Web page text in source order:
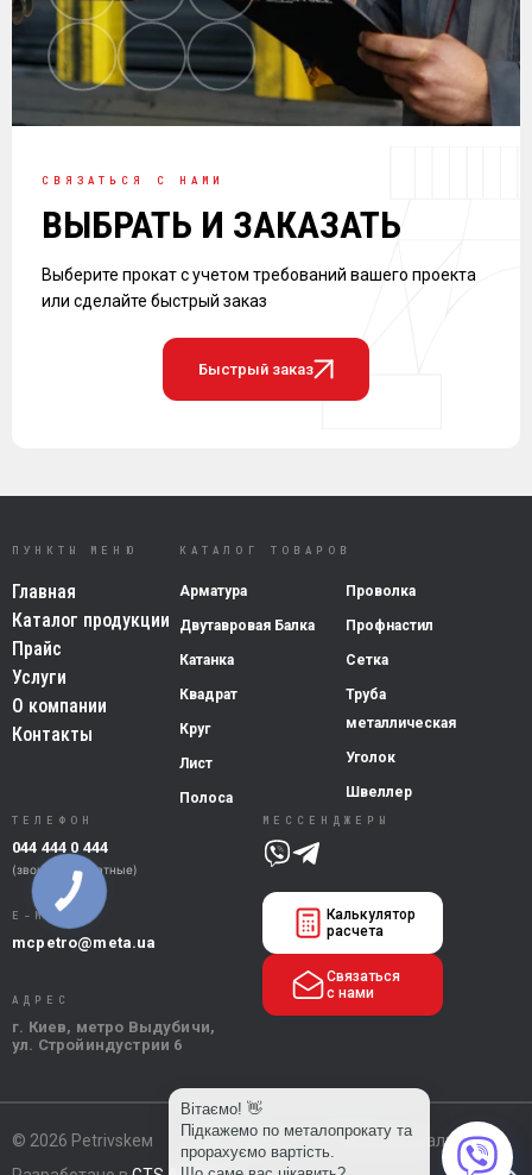
СВЯЗАТЬСЯ С НАМИ
ВЫБРАТЬ И ЗАКАЗАТЬ
Выберите прокат с учетом требований вашего проекта
или сделайте быстрый заказ
Быстрый заказ
ПУНКТЫ МЕНЮ
Главная
Каталог продукции
Прайс
Услуги
О компании
Контакты
КАТАЛОГ ТОВАРОВ
Арматура
Двутавровая Балка
Катанка
Квадрат
Круг
Лист
Полоса
Проволка
Профнастил
Сетка
Труба
металлическая
Уголок
Швеллер
ТЕЛЕФОН
044 444 0 444
(звонки бесплатные)
E-MAIL
mcpetro@meta.ua
АДРЕС
г. Киев, метро Выдубичи,
ул. Стройиндустрии 6
МЕССЕНДЖЕРЫ
Калькулятор
расчета
Связаться
с нами
© 2026 Petrivskeм Карта сайта /
Конфиденциальность